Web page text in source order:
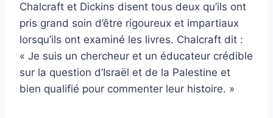
Chalcraft et Dickins disent tous deux qu’ils ont
pris grand soin d’être rigoureux et impartiaux
lorsqu’ils ont examiné les livres. Chalcraft dit :
« Je suis un chercheur et un éducateur crédible
sur la question d’Israël et de la Palestine et
bien qualifié pour commenter leur histoire. »